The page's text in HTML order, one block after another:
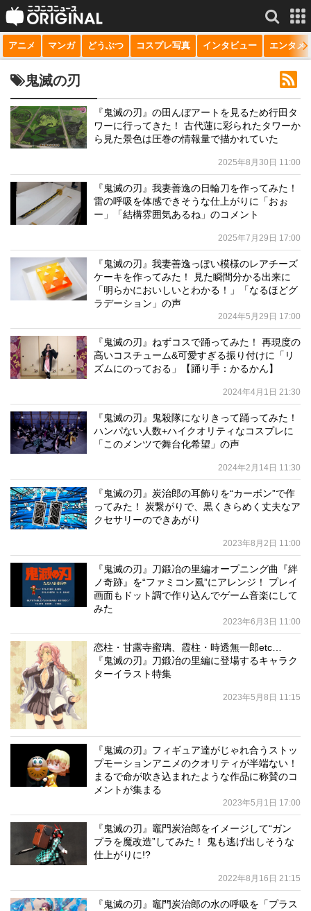
サービス一覧 もっと見る
niconico
動画
生放送
チャンネル
マンガ
アニメ マンガ どうぶつ コスプレ写真 インタビュー エンタメ
鬼滅の刃
『鬼滅の刃』の田んぼアートを見るため行田タ
ワーに行ってきた！ 古代蓮に彩られたタワーか
ら見た景色は圧巻の情報量で描かれていた
2025年8月30日 11:00
『鬼滅の刃』我妻善逸の日輪刀を作ってみた！
雷の呼吸を体感できそうな仕上がりに「おぉ
ー」「結構雰囲気あるね」のコメント
2025年7月29日 17:00
『鬼滅の刃』我妻善逸っぽい模様のレアチーズ
ケーキを作ってみた！ 見た瞬間分かる出来に
「明らかにおいしいとわかる！」「なるほどグ
ラデーション」の声
2024年5月29日 17:00
『鬼滅の刃』ねずコスで踊ってみた！ 再現度の
高いコスチューム&可愛すぎる振り付けに「リ
ズムにのっておる」【踊り手：かるかん】
2024年4月1日 21:30
『鬼滅の刃』鬼殺隊になりきって踊ってみた！
ハンパない人数+ハイクオリティなコスプレに
「このメンツで舞台化希望」の声
2024年2月14日 11:30
『鬼滅の刃』炭治郎の耳飾りを“カーボン”で作
ってみた！ 炭繋がりで、黒くきらめく丈夫なア
クセサリーのできあがり
2023年8月2日 11:00
『鬼滅の刃』刀鍛冶の里編オープニング曲『絆
ノ奇跡』を“ファミコン風”にアレンジ！ プレイ
画面もドット調で作り込んでゲーム音楽にして
みた
2023年6月3日 11:00
恋柱・甘露寺蜜璃、霞柱・時透無一郎etc…
『鬼滅の刃』刀鍛冶の里編に登場するキャラク
ターイラスト特集
2023年5月8日 11:15
『鬼滅の刃』フィギュア達がじゃれ合うストッ
プモーションアニメのクオリティが半端ない！
まるで命が吹き込まれたような作品に称賛のコ
メントが集まる
2023年5月1日 17:00
『鬼滅の刃』竈門炭治郎をイメージして“ガン
プラを魔改造”してみた！ 鬼も逃げ出しそうな
仕上がりに!?
2022年8月16日 21:15
『鬼滅の刃』竈門炭治郎の水の呼吸を「プラス